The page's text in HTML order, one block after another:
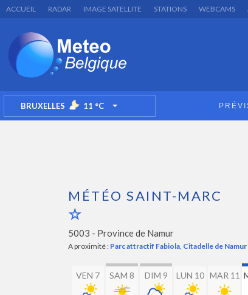
ACCUEIL RADAR IMAGE SATELLITE STATIONS WEBCAMS
BRUXELLES 11 °C TOGGLE DROPDOWN
MÉTÉO SAINT-MARC
5003 - Province de Namur
A proximité : Parc attractif Fabiola, Citadelle de Namur
VEN 7 SAM 8 DIM 9 LUN 10 MAR 11